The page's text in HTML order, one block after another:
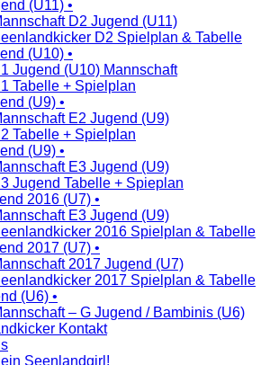
(U11) •
D2 Jugend (U11)
D2 Spielplan & Tabelle
(U10) •
Jugend (U10) Mannschaft
Tabelle + Spielplan
(U9) •
E2 Jugend (U9)
Tabelle + Spielplan
(U9) •
E3 Jugend (U9)
Jugend Tabelle + Spieplan
2016 (U7) •
E3 Jugend (U9)
2016 Spielplan & Tabelle
2017 (U7) •
2017 Jugend (U7)
2017 Spielplan & Tabelle
(U6) •
– G Jugend / Bambinis (U6)
Kontakt
Seenlandgirl!